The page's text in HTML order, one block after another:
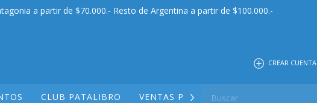
a partir de $70.000.- Resto de Argentina a partir de $100.000.-
CREAR CUENTA
CLUB PATALIBRO VENTAS POR MAYOR